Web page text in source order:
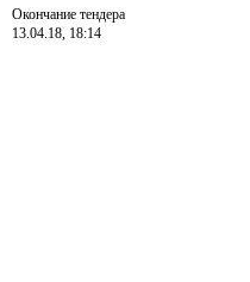
Окончание тендера
13.04.18, 18:14